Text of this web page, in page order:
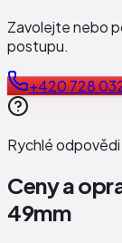
Zavolejte nebo
postupu.
+420 728
Rychlé odpovědi
Ceny a
49mm